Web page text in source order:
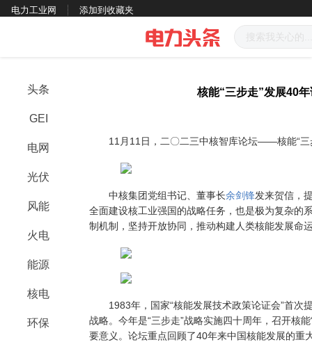
电力工业网 添加到收藏夹
头条
GEI
电网
光伏
风能
火电
能源
核电
环保
核能“三步走”发展40
11月11日，二〇二三中核智库论坛——核能“三
中核集团党组书记、董事长余剑锋发来贺信，
全面建设核工业强国的战略任务，也是极为复杂的
制机制，坚持开放协同，推动构建人类核能发展命
1983年，国家“核能发展技术政策论证会”首次
战略。今年是“三步走”战略实施四十周年，召开核
要意义。论坛重点回顾了40年来中国核能发展的重